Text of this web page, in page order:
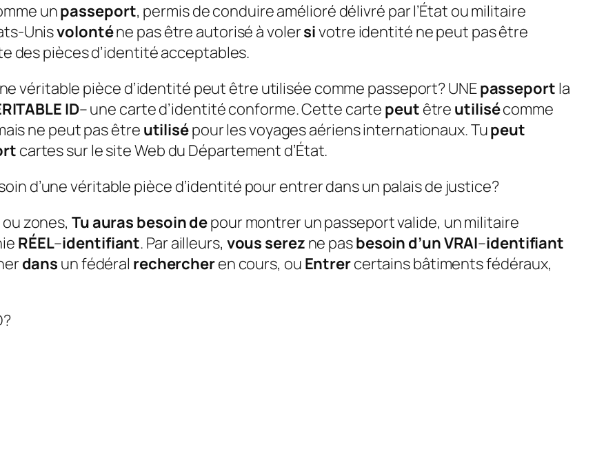
unpasseport, permis de conduire amélioré délivré par l’État ou militaire
Unisvolonténe pas être autorisé à volersivotre identité ne peut pas être
des pièces d’identité acceptables.
véritable pièce d’identité peut être utilisée comme passeport? UNEpasseport la
ID– une carte d’identité conforme. Cette carte peut être utilisécomme
ne peut pas être utilisépour les voyages aériens internationaux. Tupeut
cartes sur le site Web du Département d’État.
d’une véritable pièce d’identité pour entrer dans un palais de justice?
zones, Tu auras besoin depour montrer un passeport valide, un militaire
RÉEL–identifiant. Par ailleurs, vous serez ne pasbesoin d’un VRAI–identifiant
dans un fédéral rechercheren cours, ou Entrercertains bâtiments fédéraux,